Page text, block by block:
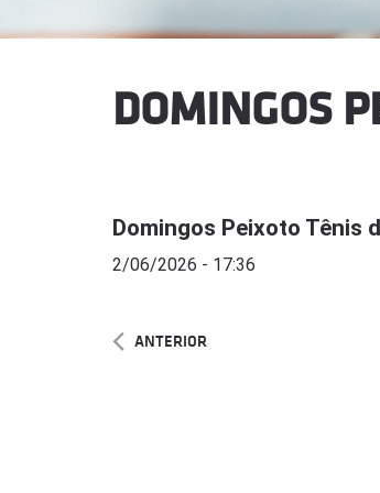
DOMINGOS
Domingos Peixoto Tênis
2/06/2026 - 17:36
ANTERIOR